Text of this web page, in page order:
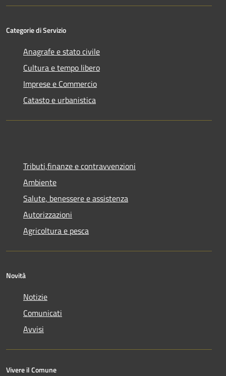
Categorie di Servizio
Anagrafe e stato civile
Cultura e tempo libero
Imprese e Commercio
Catasto e urbanistica
Tributi,finanze e contravvenzioni
Ambiente
Salute, benessere e assistenza
Autorizzazioni
Agricoltura e pesca
Novità
Notizie
Comunicati
Avvisi
Vivere il Comune